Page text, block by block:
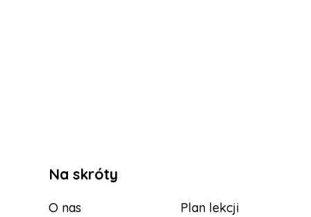
Na skróty
O nas
Plan lekcji